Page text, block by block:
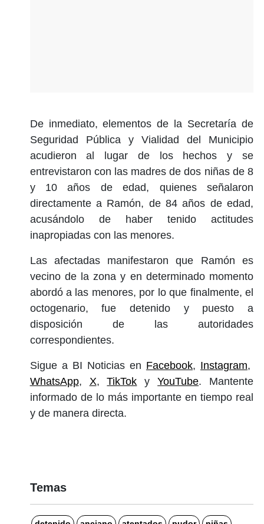
De inmediato, elementos de la Secretaría de
Seguridad Pública y Vialidad del Municipio
acudieron al lugar de los hechos y se
entrevistaron con las madres de dos niñas de 8
y 10 años de edad, quienes señalaron
directamente a Ramón, de 84 años de edad,
acusándolo de haber tenido actitudes
inapropiadas con las menores.
Las afectadas manifestaron que Ramón es
vecino de la zona y en determinado momento
abordó a las menores, por lo que finalmente, el
octogenario, fue detenido y puesto a
disposición de las autoridades
correspondientes.
Sigue a BI Noticias en Facebook, Instagram,
WhatsApp, X,TikTok yYouTube. Mantente
informado de lo más importante en tiempo real
y de manera directa.
Temas